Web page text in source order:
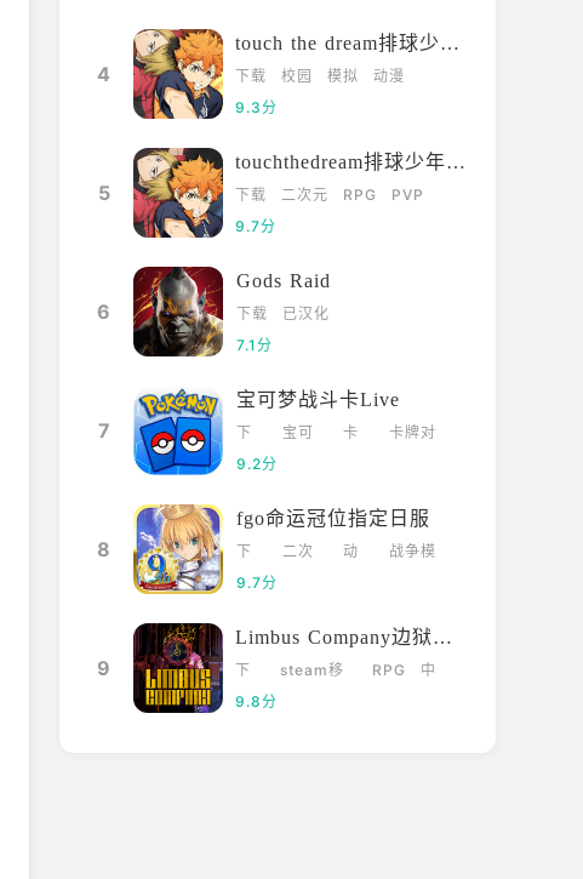
4
touch the dream排球少年韩服
下载 校园 模拟
动漫
9.3分
5
touchthedream排球少年日服
下载 二次元 RPG
PVP
9.7分
6
Gods Raid
下载
已汉化
7.1分
7
宝可梦战斗卡Live
下
载
宝可
卡
卡牌对
9.2分
8
fgo命运冠位指定日服
下
载
二次
动
战争模
9.7分
9
Limbus Company边狱巴士
下
载
steam移
RPG
中
9.8分